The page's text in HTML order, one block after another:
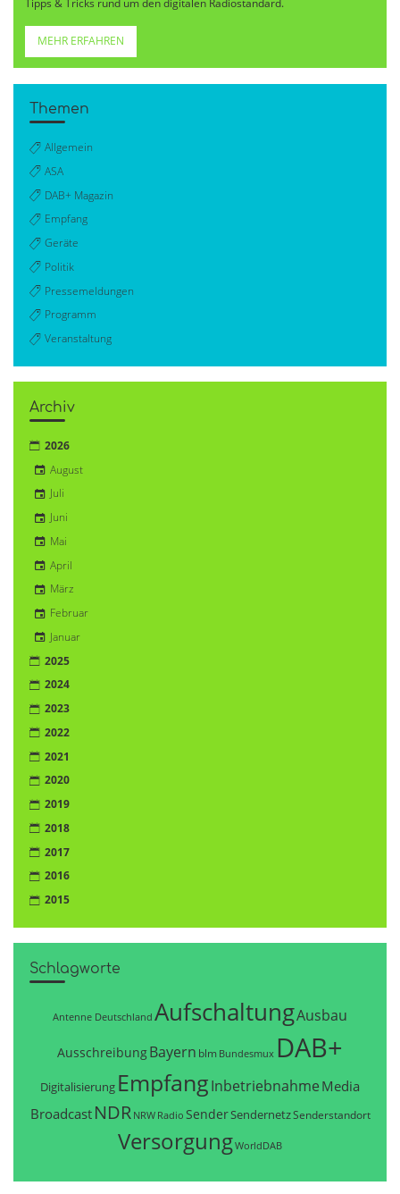
Tipps & Tricks rund um den digitalen Radiostandard.
MEHR ERFAHREN
Themen
Allgemein
ASA
DAB+ Magazin
Empfang
Geräte
Politik
Pressemeldungen
Programm
Veranstaltung
Archiv
2026
August
Juli
Juni
Mai
April
März
Februar
Januar
2025
2024
2023
2022
2021
2020
2019
2018
2017
2016
2015
Schlagworte
Antenne Deutschland AufschaltungAusbau
AusschreibungBayern blm Bundesmux DAB+
Digitalisierung EmpfangInbetriebnahme Media
Broadcast NDR NRW Radio SenderSendernetzSenderstandort
VersorgungWorldDAB